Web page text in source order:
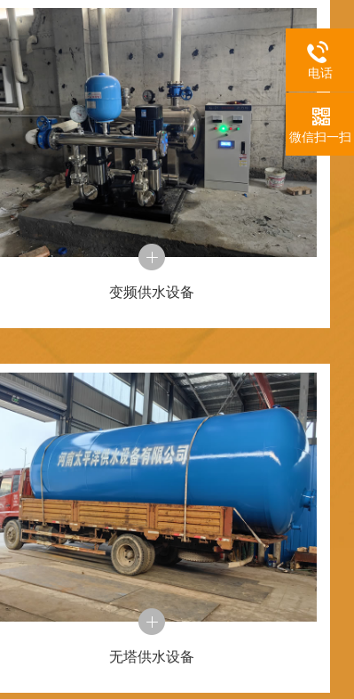
变频供水设备
无塔供水设备
电话
微信扫一扫